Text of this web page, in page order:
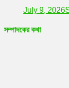
July 9, 2026
সম্পাদকের কথা